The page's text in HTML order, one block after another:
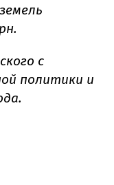
с
политики и